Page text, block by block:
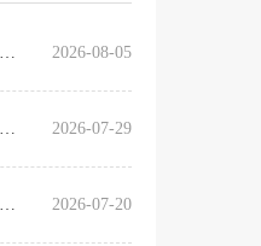
2026-08-05
2026-07-29
2026-07-20